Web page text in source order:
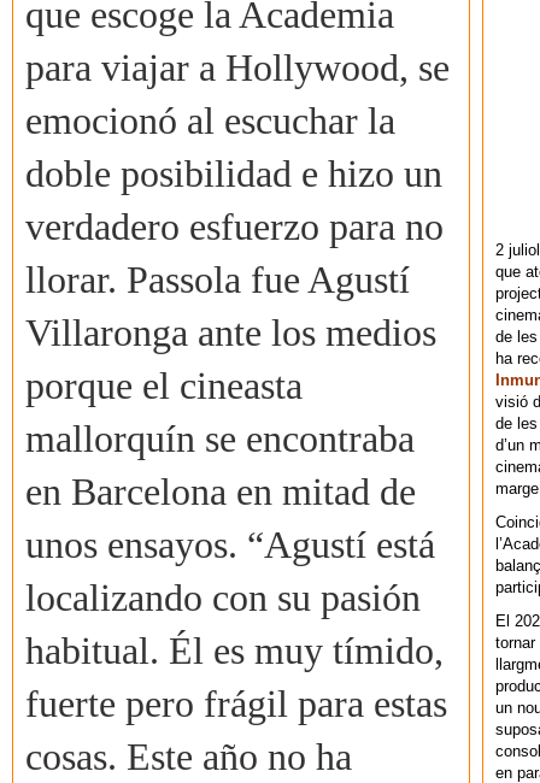
que escoge la Academia
para viajar a Hollywood, se
emocionó al escuchar la
doble posibilidad e hizo un
verdadero esfuerzo para no
llorar. Passola fue Agustí
Villaronga ante los medios
porque el cineasta
mallorquín se encontraba
en Barcelona en mitad de
unos ensayos. “Agustí está
localizando con su pasión
habitual. Él es muy tímido,
fuerte pero frágil para estas
cosas. Este año no ha
2
que
de
ha
visió
de
d’un
El
un
en